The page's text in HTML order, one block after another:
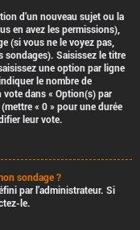
d’un nouveau sujet ou la
en avez les permissions),
(si vous ne le voyez pas,
sondages). Saisissez le titre
une option par ligne
le nombre de
dans « Option(s) par
« 0 » pour une durée
leur vote.
sondage ?
par l’administrateur. Si
le.